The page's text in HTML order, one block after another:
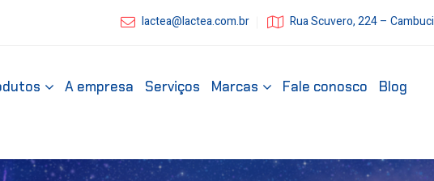
lactea@lactea.com.br Rua Scuvero, 224 –
A empresa Serviços Marcas Fale conosco Blog